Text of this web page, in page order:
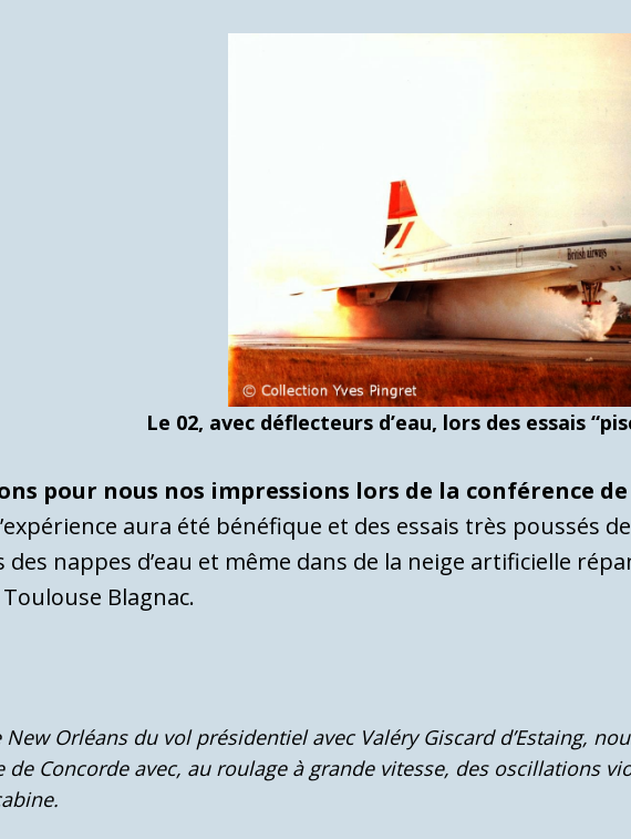
Le 02, avec déflecteurs d’eau, lors des essais
pour nous nos impressions lors de la conférence
aura été bénéfique et des essais très poussés
des nappes d’eau et même dans de la neige artificielle
Blagnac.
New Orléans du vol présidentiel avec Valéry Giscard d’Estaing,
de Concorde avec, au roulage à grande vitesse, des oscillations